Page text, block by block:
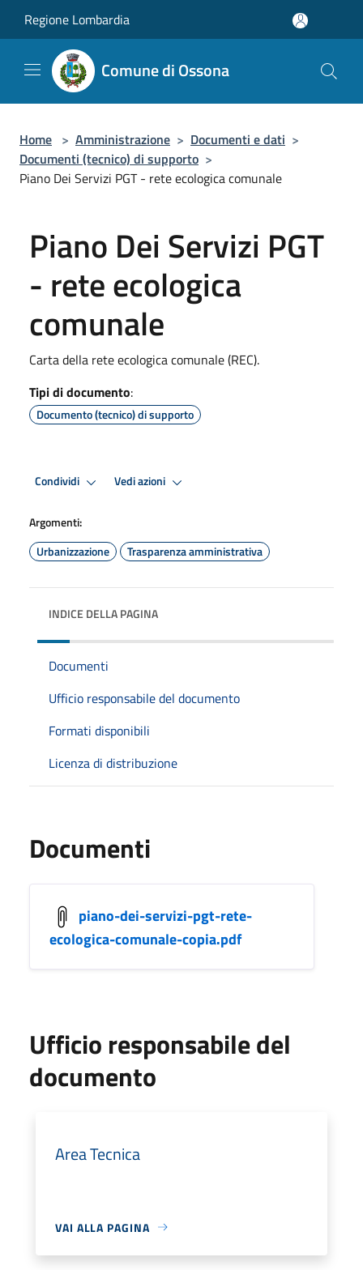
Regione Lombardia
Comune di Ossona
Home > Amministrazione > Documenti e dati >
Documenti (tecnico) di supporto >
Piano Dei Servizi PGT - rete ecologica comunale
Piano Dei Servizi PGT
- rete ecologica
comunale
Carta della rete ecologica comunale (REC).
Tipi di documento:
Documento (tecnico) di supporto
Condividi Vedi azioni
Argomenti:
Urbanizzazione
Trasparenza amministrativa
INDICE DELLA PAGINA
Documenti
Ufficio responsabile del documento
Formati disponibili
Licenza di distribuzione
Documenti
piano-dei-servizi-pgt-rete-
ecologica-comunale-copia.pdf
Ufficio responsabile del
documento
Area Tecnica
VAI ALLA PAGINA